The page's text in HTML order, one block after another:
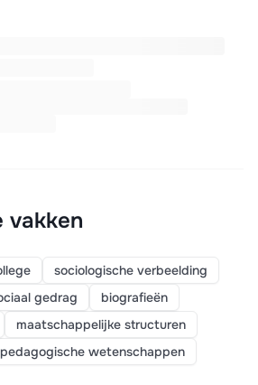
vakken
sociologische verbeelding
gedrag
biografieën
maatschappelijke structuren
pedagogische wetenschappen